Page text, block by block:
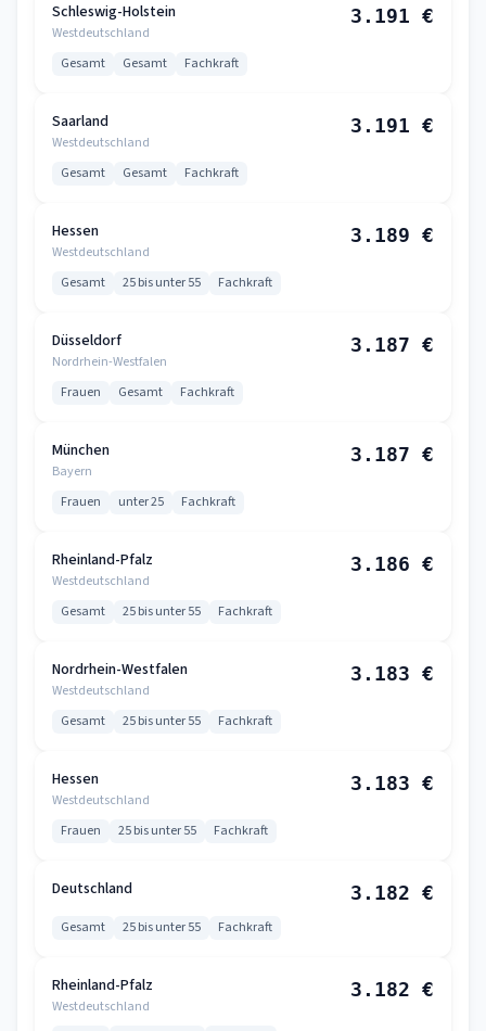
Schleswig-Holstein
Westdeutschland
3.191 €
Gesamt Gesamt Fachkraft
Saarland
Westdeutschland
3.191 €
Gesamt Gesamt Fachkraft
Hessen
Westdeutschland
3.189 €
Gesamt 25 bis unter 55 Fachkraft
Düsseldorf
Nordrhein-Westfalen
3.187 €
Frauen Gesamt Fachkraft
München
Bayern
3.187 €
Frauen unter 25 Fachkraft
Rheinland-Pfalz
Westdeutschland
3.186 €
Gesamt 25 bis unter 55 Fachkraft
Nordrhein-Westfalen
Westdeutschland
3.183 €
Gesamt 25 bis unter 55 Fachkraft
Hessen
Westdeutschland
3.183 €
Frauen 25 bis unter 55 Fachkraft
Deutschland 3.182 €
Gesamt 25 bis unter 55 Fachkraft
Rheinland-Pfalz
Westdeutschland
3.182 €